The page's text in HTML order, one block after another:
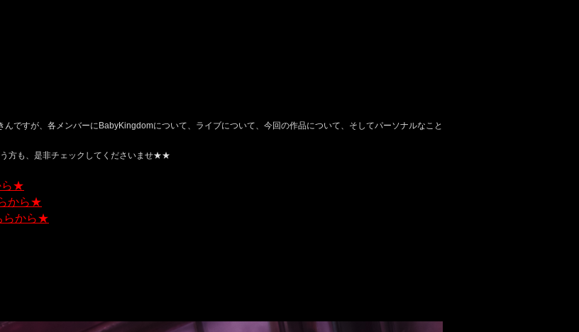
んですが、各メンバーにBabyKingdomについて、ライブについて、今回の作品について、そしてパーソナルなこと
方も、是非チェックしてくださいませ★★
ら★
から★
らから★